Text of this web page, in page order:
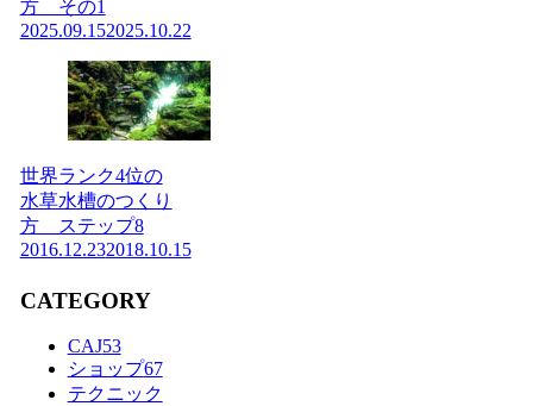
方 その1
2025.09.152025.10.22
世界ランク4位の
水草水槽のつくり
方 ステップ8
2016.12.232018.10.15
CATEGORY
CAJ53
ショップ67
テクニック